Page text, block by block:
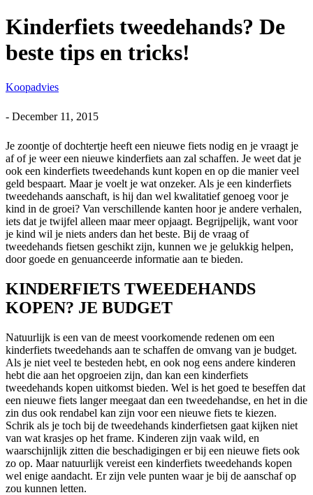
Kinderfiets tweedehands? De
beste tips en tricks!
Koopadvies
- December 11, 2015
Je zoontje of dochtertje heeft een nieuwe fiets nodig en je vraagt je
af of je weer een nieuwe kinderfiets aan zal schaffen. Je weet dat je
ook een kinderfiets tweedehands kunt kopen en op die manier veel
geld bespaart. Maar je voelt je wat onzeker. Als je een kinderfiets
tweedehands aanschaft, is hij dan wel kwalitatief genoeg voor je
kind in de groei? Van verschillende kanten hoor je andere verhalen,
iets dat je twijfel alleen maar meer opjaagt. Begrijpelijk, want voor
je kind wil je niets anders dan het beste. Bij de vraag of
tweedehands fietsen geschikt zijn, kunnen we je gelukkig helpen,
door goede en genuanceerde informatie aan te bieden.
KINDERFIETS TWEEDEHANDS
KOPEN? JE BUDGET
Natuurlijk is een van de meest voorkomende redenen om een
kinderfiets tweedehands aan te schaffen de omvang van je budget.
Als je niet veel te besteden hebt, en ook nog eens andere kinderen
hebt die aan het opgroeien zijn, dan kan een kinderfiets
tweedehands kopen uitkomst bieden. Wel is het goed te beseffen dat
een nieuwe fiets langer meegaat dan een tweedehandse, en het in die
zin dus ook rendabel kan zijn voor een nieuwe fiets te kiezen.
Schrik als je toch bij de tweedehands kinderfietsen gaat kijken niet
van wat krasjes op het frame. Kinderen zijn vaak wild, en
waarschijnlijk zitten die beschadigingen er bij een nieuwe fiets ook
zo op. Maar natuurlijk vereist een kinderfiets tweedehands kopen
wel enige aandacht. Er zijn vele punten waar je bij de aanschaf op
zou kunnen letten.